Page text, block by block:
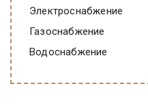
Электроснабжение
Газоснабжение
Водоснабжение